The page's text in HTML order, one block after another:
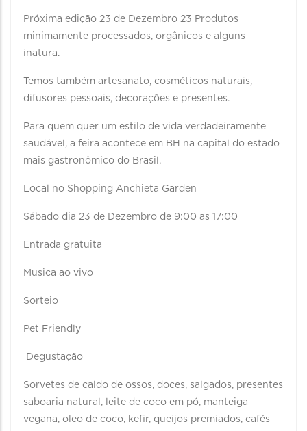
Próxima edição 23 de Dezembro 23 Produtos
minimamente processados, orgânicos e alguns
inatura.
Temos também artesanato, cosméticos naturais,
difusores pessoais, decorações e presentes.
Para quem quer um estilo de vida verdadeiramente
saudável, a feira acontece em BH na capital do estado
mais gastronômico do Brasil.
Local no Shopping Anchieta Garden
Sábado dia 23 de Dezembro de 9:00 as 17:00
Entrada gratuita
Musica ao vivo
Sorteio
Pet Friendly
Degustação
Sorvetes de caldo de ossos, doces, salgados, presentes
saboaria natural, leite de coco em pó, manteiga
vegana, oleo de coco, kefir, queijos premiados, cafés